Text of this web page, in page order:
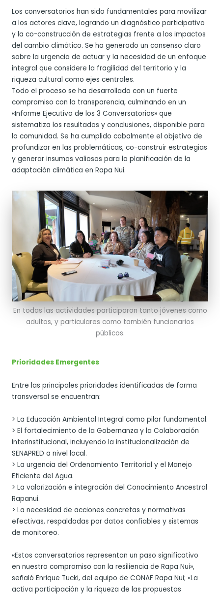
Los conversatorios han sido fundamentales para movilizar
a los actores clave, logrando un diagnóstico participativo
y la co-construcción de estrategias frente a los impactos
del cambio climático. Se ha generado un consenso claro
sobre la urgencia de actuar y la necesidad de un enfoque
integral que considere la fragilidad del territorio y la
riqueza cultural como ejes centrales.
Todo el proceso se ha desarrollado con un fuerte
compromiso con la transparencia, culminando en un
«Informe Ejecutivo de los 3 Conversatorios» que
sistematiza los resultados y conclusiones, disponible para
la comunidad. Se ha cumplido cabalmente el objetivo de
profundizar en las problemáticas, co-construir estrategias
y generar insumos valiosos para la planificación de la
adaptación climática en Rapa Nui.
En todas las actividades participaron tanto jóvenes como
adultos, y particulares como también funcionarios
públicos.
Prioridades Emergentes
Entre las principales prioridades identificadas de forma
transversal se encuentran:
> La Educación Ambiental Integral como pilar fundamental.
> El fortalecimiento de la Gobernanza y la Colaboración
Interinstitucional, incluyendo la institucionalización de
SENAPRED a nivel local.
> La urgencia del Ordenamiento Territorial y el Manejo
Eficiente del Agua.
> La valorización e integración del Conocimiento Ancestral
Rapanui.
> La necesidad de acciones concretas y normativas
efectivas, respaldadas por datos confiables y sistemas
de monitoreo.
«Estos conversatorios representan un paso significativo
en nuestro compromiso con la resiliencia de Rapa Nui»,
señaló Enrique Tucki, del equipo de CONAF Rapa Nui; «La
activa participación y la riqueza de las propuestas